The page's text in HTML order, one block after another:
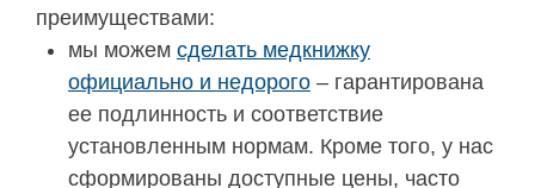
преимуществами:
мы можем сделать медкнижку
официально и недорого – гарантирована
ее подлинность и соответствие
установленным нормам. Кроме того, у нас
сформированы доступные цены, часто